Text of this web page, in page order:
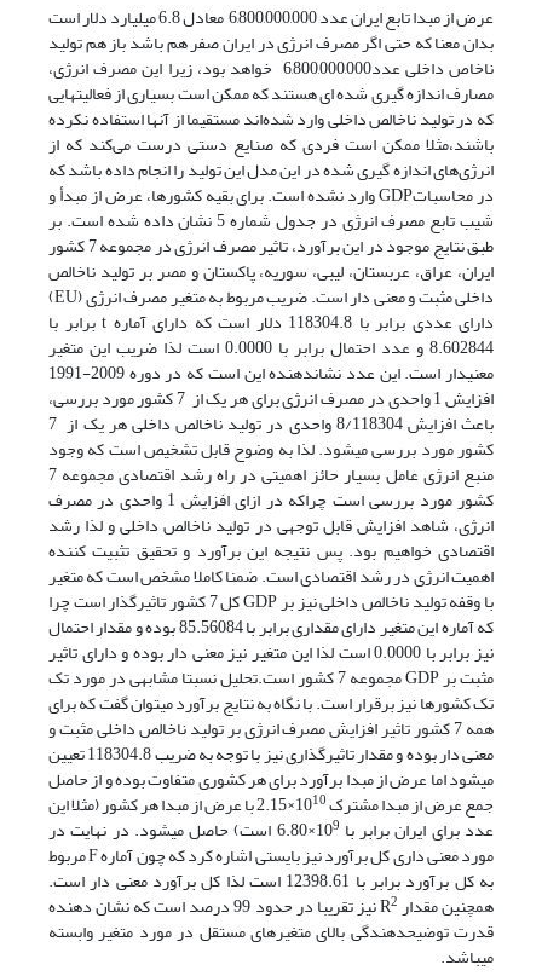
عرض از مبدا تابع ایران عدد 6,800,000,000 معادل 6.8 میلیارد دلار است
بدان معنا که حتی اگر مصرف انرژی در ایران صفر هم باشد باز هم تولید
ناخاص داخلی عدد6,800,000,000 خواهد بود، زیرا این مصرف انرژی،
مصارف اندازه گیری شده ای هستند که ممکن است بسیاری از فعالیتهایی
که در تولید ناخالص داخلی وارد شده‌اند مستقیما از آنها استفاده نکرده
باشند،مثلا ممکن است فردی که صنایع دستی درست می‌کند که از
انرژی‌های اندازه گیری شده در این مدل این تولید را انجام داده باشد که
در محاسباتGDP وارد نشده است. برای بقیه کشورها، عرض از مبدأ و
شیب تابع مصرف انرژی در جدول شماره 5 نشان داده شده است. بر
طبق نتایج موجود در این برآورد، تاثیر مصرف انرژی در مجموعه 7 کشور
ایران، عراق، عربستان، لیبی، سوریه، پاکستان و مصر بر تولید ناخالص
داخلی مثبت و معنی دار است. ضریب مربوط به متغیر مصرف انرژی (EU)
دارای عددی برابر با 118304.8 دلار است که دارای آماره t برابر با
8.602844 و عدد احتمال برابر با 0.0000 است لذا ضریب این متغیر
معنی‏دار است. این عدد نشان‏دهنده این است که در دوره 2009-1991
افزایش 1 واحدی در مصرف انرژی برای هر یک از 7 کشور مورد بررسی،
باعث افزایش 8/118304 واحدی در تولید ناخالص داخلی هر یک از 7
کشور مورد بررسی می‏شود. لذا به وضوح قابل تشخیص است که وجود
منبع انرژی عامل بسیار حائز اهمیتی در راه رشد اقتصادی مجموعه 7
کشور مورد بررسی است چراکه در ازای افزایش 1 واحدی در مصرف
انرژی، شاهد افزایش قابل توجهی در تولید ناخالص داخلی و لذا رشد
اقتصادی خواهیم بود. پس نتیجه این برآورد و تحقیق تثبیت کننده
اهمیت انرژی در رشد اقتصادی است. ضمنا کاملا مشخص است که متغیر
با وقفه تولید ناخالص داخلی نیز بر GDP کل 7 کشور تاثیرگذار است چرا
که آماره این متغیر دارای مقداری برابر با 85.56084 بوده و مقدار احتمال
نیز برابر با 0.0000 است لذا این متغیر نیز معنی دار بوده و دارای تاثیر
مثبت بر GDP مجموعه 7 کشور است.تحلیل نسبتا مشابهی در مورد تک
تک کشورها نیز برقرار است.‏ با نگاه به نتایج برآورد می‏توان گفت که برای
همه 7 کشور تاثیر افزایش مصرف انرژی بر تولید ناخالص داخلی مثبت و
معنی دار بوده و مقدار تاثیرگذاری نیز با توجه به ضریب 118304.8 تعیین
می‏شود اما عرض از مبدا برآورد برای هر کشوری متفاوت بوده و از حاصل
جمع عرض از مبدا مشترک 1010 ×2.15 با عرض از مبدا هر کشور (مثلا این
عدد برای ایران برابر با 10 9 ×6.80 است) حاصل می‏شود. در نهایت در
مورد معنی داری کل برآورد نیز بایستی اشاره کرد که چون آماره F مربوط
به کل برآورد برابر با 12398.61 است لذا کل برآورد معنی دار است.
همچنین مقدار R 2 نیز تقریبا در حدود 99 درصد است که نشان دهنده
قدرت توضیح‏دهندگی بالای متغیرهای مستقل در مورد متغیر وابسته
می‏باشد.